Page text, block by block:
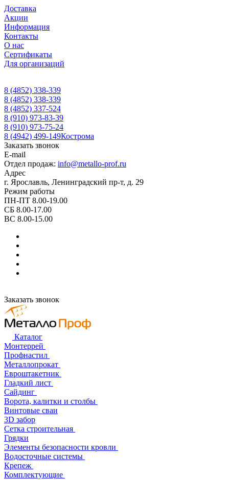
Доставка
Акции
Информация
Контакты
О нас
Сертификаты
Для организаций
8 (4852) 338-339
8 (4852) 338-339
8 (4852) 337-524
8 (910) 973-83-39
8 (910) 973-75-24
8 (4942) 499-149Кострома
Заказать звонок
E-mail
Отдел продаж: info@metallo-prof.ru
Адрес
г. Ярославль, Ленинградский пр-т, д. 29
Режим работы
ПН-ПТ 8.00-19.00
СБ 8.00-17.00
ВС 8.00-15.00
Заказать звонок
Каталог
Монтеррей
Профнастил
Металлопрокат
Евроштакетник
Гладкий лист
Сайдинг
Ворота, калитки и столбы
Винтовые сваи
3D забор
Сетка строительная
Грядки
Элементы безопасности кровли
Водосточные системы
Крепеж
Комплектующие